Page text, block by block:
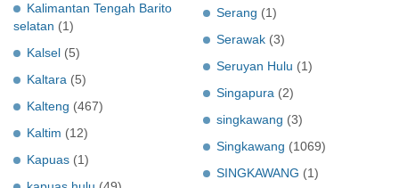
Kalimantan Tengah Barito
selatan (1)
Kalsel (5)
Kaltara (5)
Kalteng (467)
Kaltim (12)
Kapuas (1)
Serang (1)
Serawak (3)
Seruyan Hulu (1)
Singapura (2)
singkawang (3)
Singkawang (1069)
SINGKAWANG (1)